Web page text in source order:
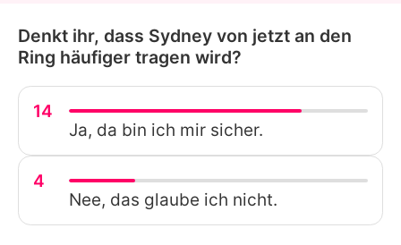
Denkt ihr, dass Sydney von jetzt an den
Ring häufiger tragen wird?
14
Ja, da bin ich mir sicher.
4
Nee, das glaube ich nicht.